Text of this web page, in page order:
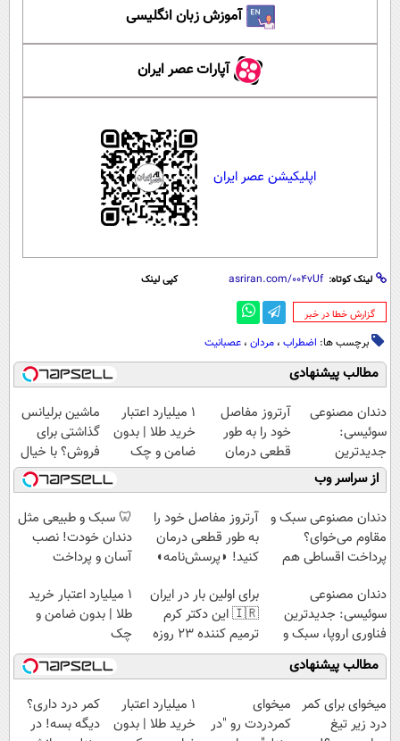
آموزش زبان انگلیسی
آپارات عصر ایران
اپلیکیشن عصر ایران
لینک کوتاه: کپی لینک
‌گزارش خطا در خبر
برچسب ها: اضطراب ، مردان ، عصبانیت
مطالب پیشنهادی
دندان مصنوعی
سوئیسی:
جدیدترین
فناوری اروپا،
سبک و مقاوم |
پرداخت قسطی
آرتروز مفاصل
خود را به طور
قطعی درمان
کنید!
◗پرسش‌نامه◖
۱ میلیارد اعتبار
خرید طلا | بدون
ضامن و چک
ماشین برلیانس
گذاشتی برای
فروش؟ با خیال
راحت بفروش
از سراسر وب
دندان مصنوعی سبک و
مقاوم می‌خوای؟
پرداخت اقساطی هم
آرتروز مفاصل خود را
به طور قطعی درمان
کنید! ◗پرسش‌نامه◖
🦷 سبک و طبیعی مثل
دندان خودت! نصب
آسان و پرداخت
دندان مصنوعی
سوئیسی: جدیدترین
فناوری اروپا، سبک و
مقاوم | پرداخت
قسطی
برای اولین بار در ایران
🇮🇷 این دکتر کرم
ترمیم کننده 23 روزه
ساخت!
۱ میلیارد اعتبار خرید
طلا | بدون ضامن و
چک
مطالب پیشنهادی
میخوای برای کمر
درد زیر تیغ
میخوای
کمردردت رو "در
۱ میلیارد اعتبار
خرید طلا | بدون
کمر درد داری؟
دیگه بسه! در